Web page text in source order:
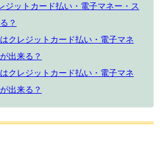
ジットカード払い・電子マネー・ス
？
クレジットカード払い・電子マネ
出来る？
クレジットカード払い・電子マネ
出来る？